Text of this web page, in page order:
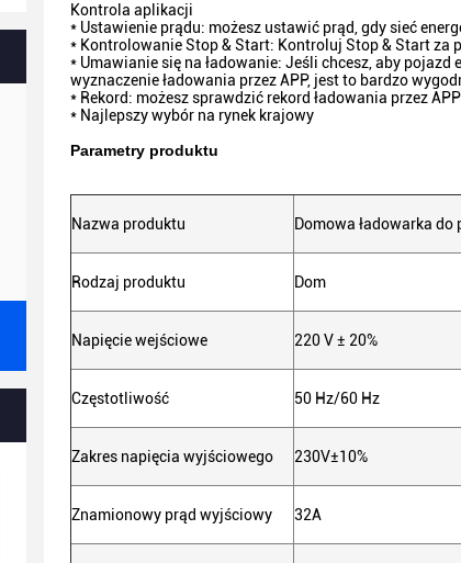
Kontrola aplikacji
* Ustawienie prądu: możesz ustawić prąd, gdy sieć
* Kontrolowanie Stop & Start: Kontroluj Stop & Start za
* Umawianie się na ładowanie: Jeśli chcesz, aby
wyznaczenie ładowania przez APP, jest to bardzo
* Rekord: możesz sprawdzić rekord ładowania przez
* Najlepszy wybór na rynek krajowy
Parametry produktu
Nazwa produktu Domowa ładowarka
Rodzaj produktu Dom
Napięcie wejściowe 220 V ± 20%
Częstotliwość 50 Hz/60 Hz
Zakres napięcia wyjściowego 230V±10%
Znamionowy prąd wyjściowy 32A